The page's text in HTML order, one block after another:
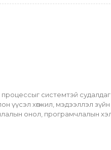
системтэй
үүсэл хөгжил, мэдээллэл
онол, програмчлалын